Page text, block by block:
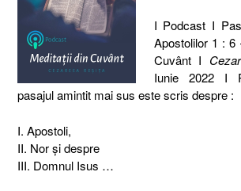
I Podcast I
Apostolilor 1 : 6
Cuvânt I
Iunie 2022 I
pasajul amintit mai sus este scris despre :
I. Apostoli,
II. Nor şi despre
III. Domnul Isus …